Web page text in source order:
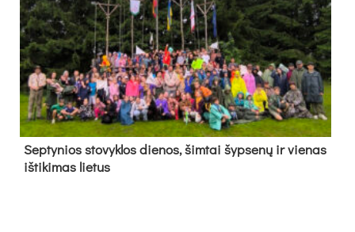
Sep­ty­nios sto­vyk­los die­nos, šim­tai šyp­se­nų ir vie­nas
iš­ti­ki­mas lie­tus